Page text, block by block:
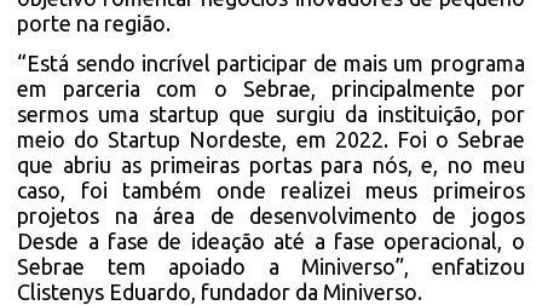
porte na região.
“Está sendo incrível participar de mais um programa
em parceria com o Sebrae, principalmente por
sermos uma startup que surgiu da instituição, por
meio do Startup Nordeste, em 2022. Foi o Sebrae
que abriu as primeiras portas para nós, e, no meu
caso, foi também onde realizei meus primeiros
projetos na área de desenvolvimento de jogos
Desde a fase de ideação até a fase operacional, o
Sebrae tem apoiado a Miniverso”, enfatizou
Clistenys Eduardo, fundador da Miniverso.